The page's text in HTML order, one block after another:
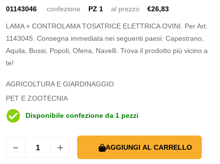
01143046 confezione PZ 1 al prezzo €26,83
LAMA + CONTROLAMA TOSATRICE ELETTRICA OVINI. Per Art.
1143045. Consegna immediata nei seguenti paesi: Capestrano,
Aquila, Bussi, Popoli, Ofena, Navelli. Trova il prodotto più vicino a
te!
AGRICOLTURA E GIARDINAGGIO
PET E ZOOTECNIA
Disponibile confezione da 1 pezzi
AGGIUNGI AL CARRELLO